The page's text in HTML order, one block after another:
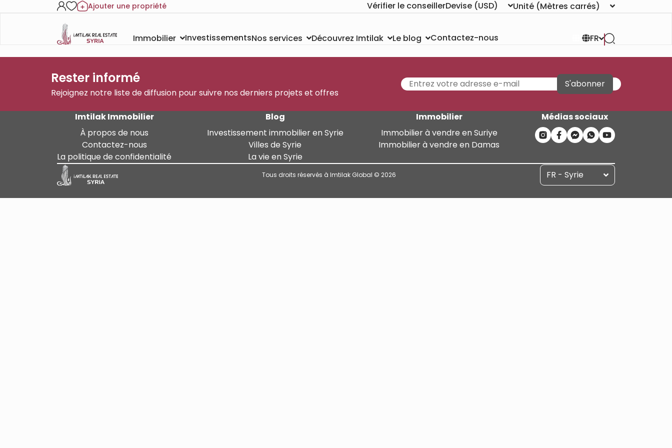
Ajouter une propriété Vérifier le conseillerDevise (USD) Unité (Mètres carrés)
Immobilier InvestissementsNos services Découvrez Imtilak Le blog Contactez-nous FR
Rester informé
Rejoignez notre liste de diffusion pour suivre nos derniers projets et offres
S'abonner
Imtilak Immobilier
À propos de nous
Contactez-nous
La politique de confidentialité
Blog
Investissement immobilier en Syrie
Villes de Syrie
La vie en Syrie
Immobilier
Immobilier à vendre en Suriye
Immobilier à vendre en Damas
Médias sociaux
Tous droits réservés à Imtilak Global © 2026 FR - Syrie